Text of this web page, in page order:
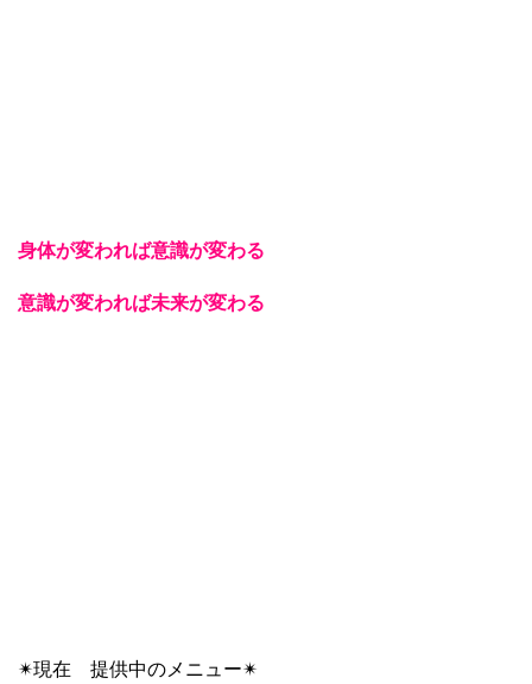
身体が変われば意識が変わる
意識が変われば未来が変わる
✴︎現在 提供中のメニュー✴︎